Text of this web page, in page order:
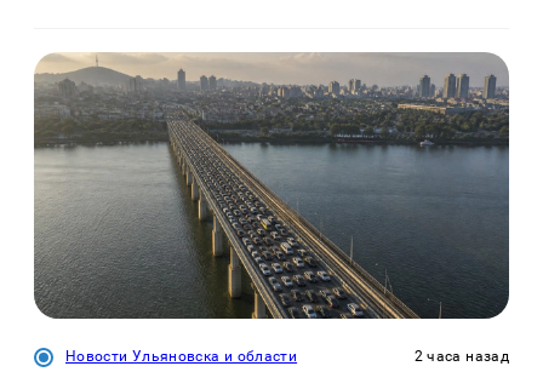
Новости Ульяновска и области 2 часа назад